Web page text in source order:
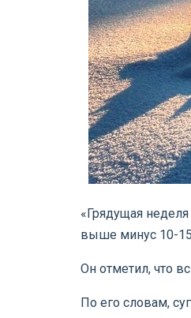
«Грядущая
выше минус 10-
Он отметил, что
По его словам,